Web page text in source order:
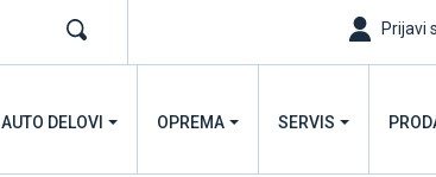
Prijavi
AUTO DELOVI OPREMA SERVIS